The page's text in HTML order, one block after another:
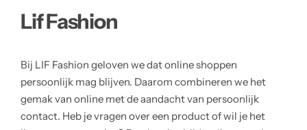
Lif Fashion
Bij LIF Fashion geloven we dat online shoppen
persoonlijk mag blijven. Daarom combineren we het
gemak van online met de aandacht van persoonlijk
contact. Heb je vragen over een product of wil je het